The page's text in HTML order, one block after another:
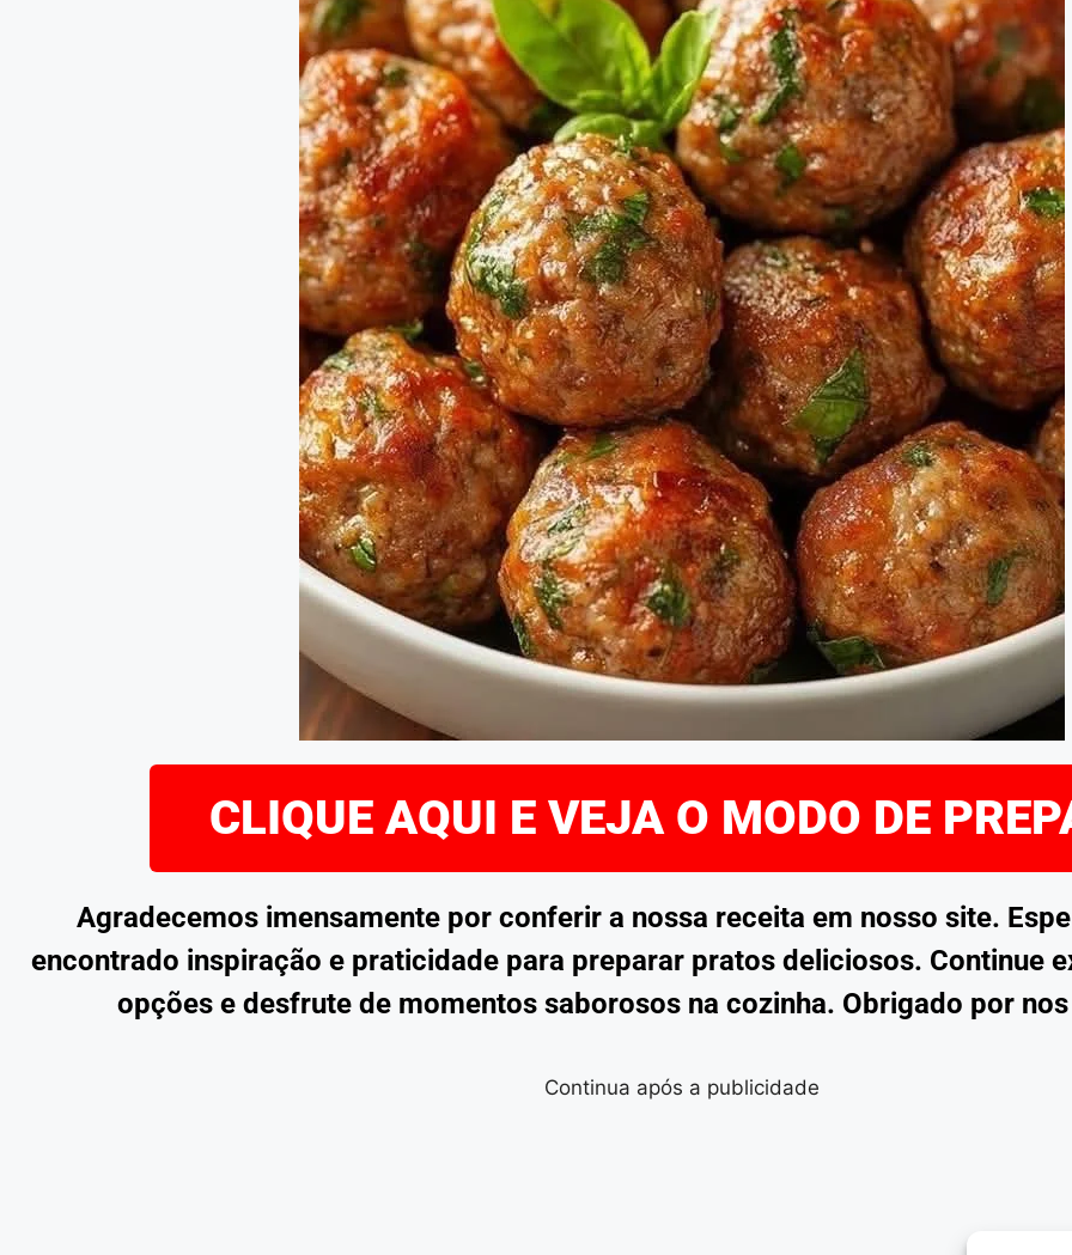
CLIQUE AQUI E VEJA O MODO DE
Agradecemos imensamente por conferir a nossa receita em nosso site.
encontrado inspiração e praticidade para preparar pratos deliciosos. Continue
opções e desfrute de momentos saborosos na cozinha. Obrigado por
Continua após a publicidade